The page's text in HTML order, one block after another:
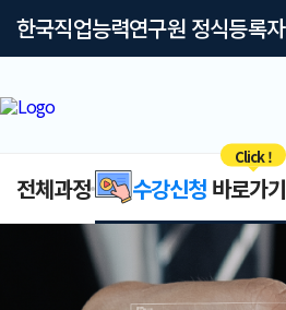
한국직업능력연구원 정식등록
전체과정 수강신청 바로가기
Click !